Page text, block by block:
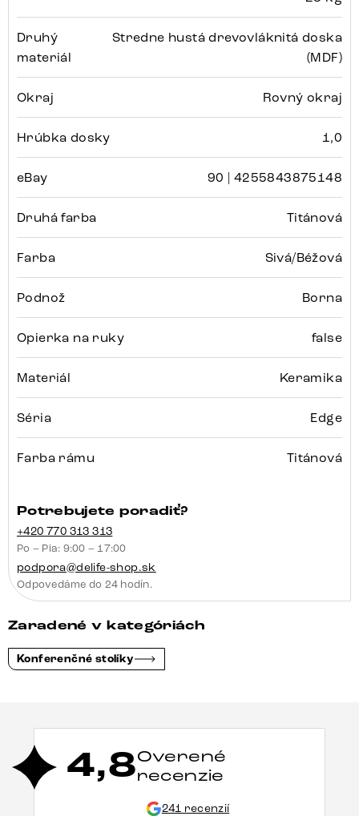
Druhý
materiál
Stredne hustá drevovláknitá doska
(MDF)
Okraj Rovný okraj
Hrúbka dosky 1,0
eBay 90 | 4255843875148
Druhá farba Titánová
Farba Sivá/Béžová
Podnož Borna
Opierka na ruky false
Materiál Keramika
Séria Edge
Farba rámu Titánová
Potrebujete poradiť?
+420 770 313 313
Po – Pia: 9:00 – 17:00
podpora@delife-shop.sk
Odpovedáme do 24 hodín.
Zaradené v kategóriách
Konferenčné stolíky
4,8Overené
recenzie
241 recenzií